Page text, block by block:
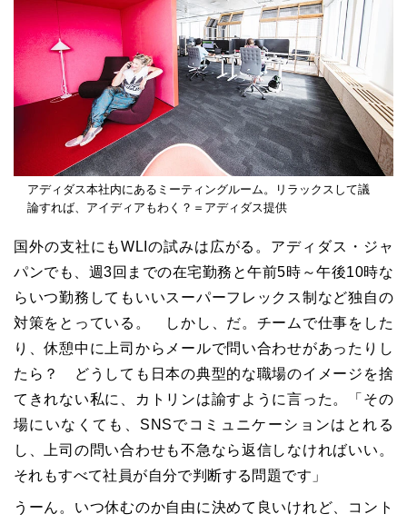
アディダス本社内にあるミーティングルーム。リラックスして議
論すれば、アイディアもわく？＝アディダス提供
国外の支社にもWLI の試みは広がる。アディダス・ジャ
パンでも、週3回までの在宅勤務と午前5時～午後10時な
らいつ勤務してもいいスーパーフレックス制など独自の
対策をとっている。 しかし、だ。チームで仕事をした
り、休憩中に上司からメールで問い合わせがあったりし
たら？ どうしても日本の典型的な職場のイメージを捨
てきれない私に、カトリンは諭すように言った。「その
場にいなくても、 SNSでコミュニケーションはとれる
し、上司の問い合わせも不急なら返信しなければいい。
それもすべて社員が自分で判断する問題です」
うーん。いつ休むのか自由に決めて良いけれど、コント